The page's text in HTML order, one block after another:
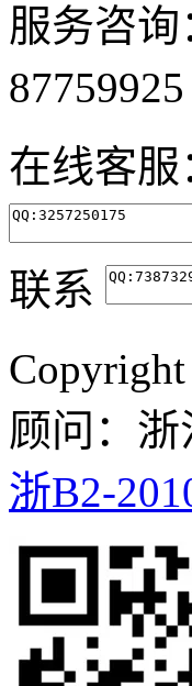
服务咨
在线客服
联系
Copyright
顾问：
浙B2-